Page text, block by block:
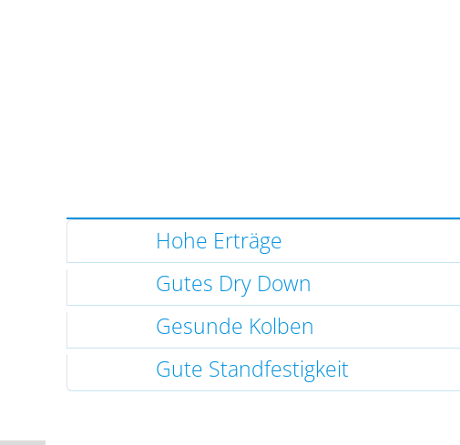
Hohe Erträge
Gutes Dry Down
Gesunde Kolben
Gute Standfestigkeit